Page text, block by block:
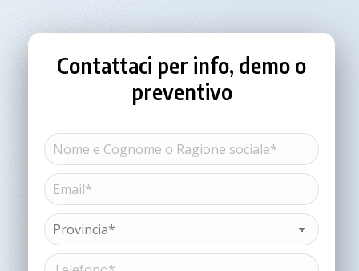
Contattaci per info, demo o
preventivo
Nome
e
Cognome
o
Ragione
sociale*
(Obbligatorio)
Nome
Email*
(Obbligatorio)
Provincia*
(Obbligatorio)
Telefono*